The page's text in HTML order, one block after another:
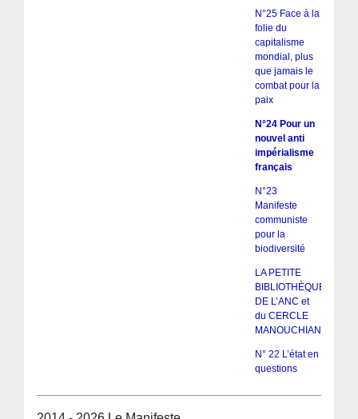
N°25 Face à la
folie du
capitalisme
mondial, plus
que jamais le
combat pour la
paix
N°24 Pour un
nouvel anti
impérialisme
français
N°23
Manifeste
communiste
pour la
biodiversité
LA PETITE
BIBLIOTHÈQUE
DE L’ANC et
du CERCLE
MANOUCHIAN
N° 22 L’état en
questions